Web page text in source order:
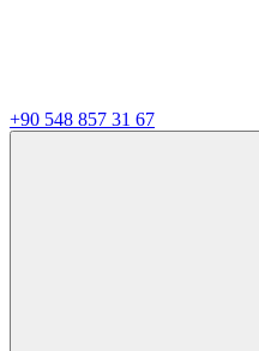
+90 548 857 31 67